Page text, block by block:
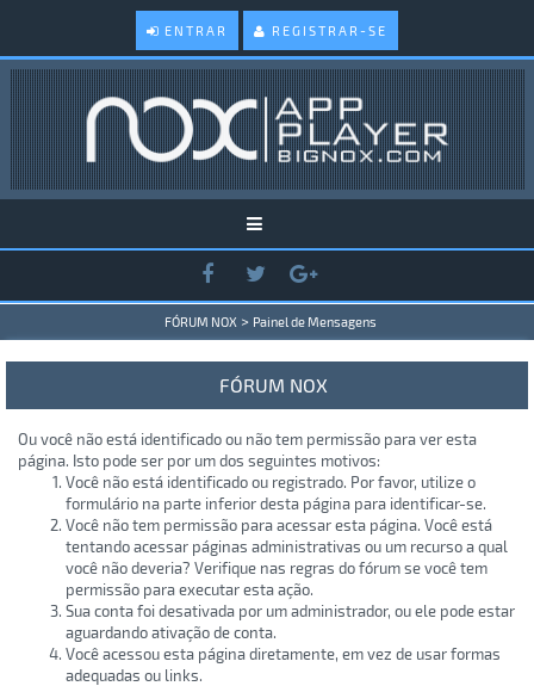
ENTRAR REGISTRAR-SE
FÓRUM NOX > Painel de Mensagens
FÓRUM NOX
Ou você não está identificado ou não tem permissão para ver esta
página. Isto pode ser por um dos seguintes motivos:
Você não está identificado ou registrado. Por favor, utilize o
formulário na parte inferior desta página para identificar-se.
Você não tem permissão para acessar esta página. Você está
tentando acessar páginas administrativas ou um recurso a qual
você não deveria? Verifique nas regras do fórum se você tem
permissão para executar esta ação.
Sua conta foi desativada por um administrador, ou ele pode estar
aguardando ativação de conta.
Você acessou esta página diretamente, em vez de usar formas
adequadas ou links.